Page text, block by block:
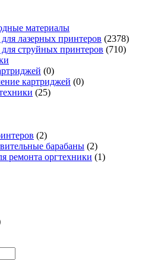
материалы
лазерных принтеров (2378)
струйных принтеров (710)
(0)
картриджей (0)
(25)
(2)
барабаны (2)
ремонта оргтехники (1)